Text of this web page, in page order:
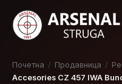
Почетна / Продавница /
Accesories CZ 457 IWA